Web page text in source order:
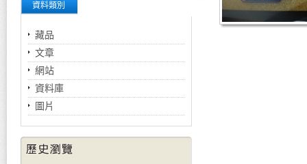
資料類別
藏品
文章
網站
資料庫
圖片